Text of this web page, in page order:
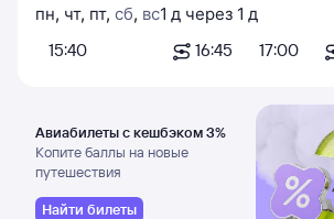
пн, чт, пт, сб, вс
15:40
1 д через 1 д
16:45
17:00
Авиабилеты с кешбэком 3%
Копите баллы на новые
путешествия
Найти билеты